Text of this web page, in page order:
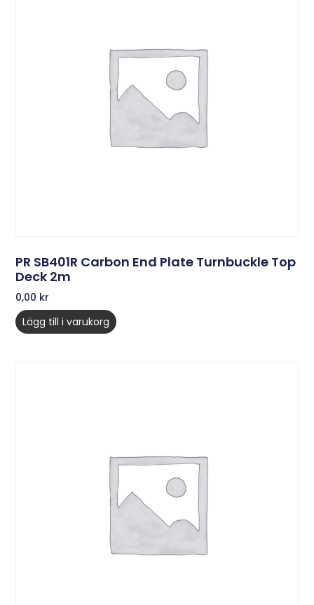
PR SB401R Carbon End Plate Turnbuckle Top
Deck 2m
0,00 kr
Lägg till i varukorg